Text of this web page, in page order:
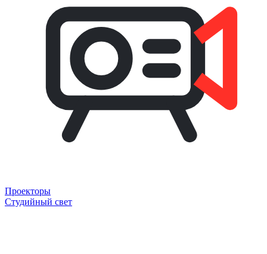
Проекторы
Студийный свет